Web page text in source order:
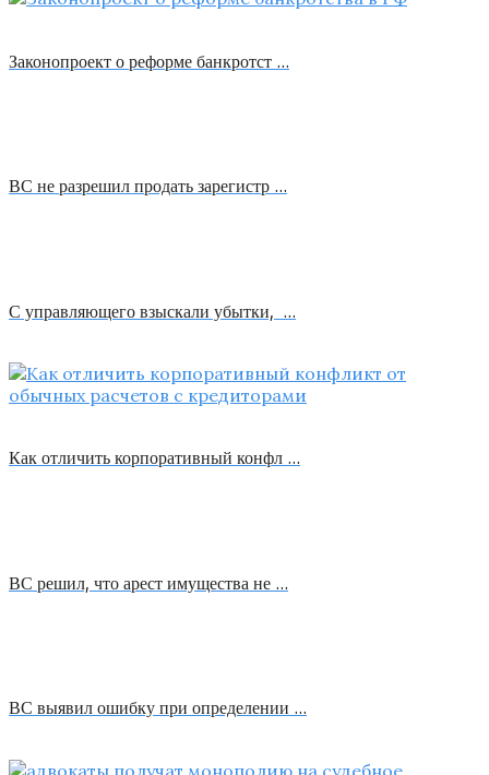
Законопроект о реформе банкротст …
ВС не разрешил продать зарегистр …
С управляющего взыскали убытки, …
Как отличить корпоративный конфл …
ВС решил, что арест имущества не …
ВС выявил ошибку при определении …